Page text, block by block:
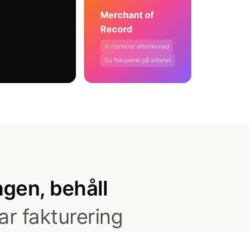
Merchant of
Record
Vi hanterar efterlevnad
Du fokuserar på arbetet
behåll
fakturering